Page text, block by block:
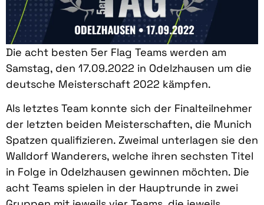
Die acht besten 5er Flag Teams werden am
Samstag, den 17.09.2022 in Odelzhausen um die
deutsche Meisterschaft 2022 kämpfen.
Als letztes Team konnte sich der Finalteilnehmer
der letzten beiden Meisterschaften, die Munich
Spatzen qualifizieren. Zweimal unterlagen sie den
Walldorf Wanderers, welche ihren sechsten Titel
in Folge in Odelzhausen gewinnen möchten. Die
acht Teams spielen in der Hauptrunde in zwei